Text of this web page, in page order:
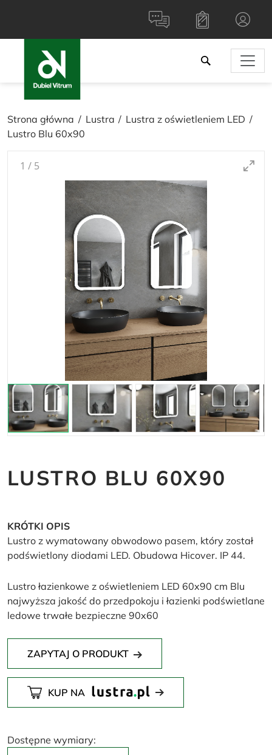
Strona główna Lustra
Lustra z oświetleniem LED
Lustro Blu 60x90
1 / 5
LUSTRO BLU 60X90
KRÓTKI OPIS
Lustro z wymatowany obwodowo pasem, który został
podświetlony diodami LED. Obudowa Hicover. IP 44.
Lustro łazienkowe z oświetleniem LED 60x90 cm Blu
najwyższa jakość do przedpokoju i łazienki podświetlane
ledowe trwałe bezpieczne 90x60
ZAPYTAJ O PRODUKT
KUP NA
Dostępne wymiary: